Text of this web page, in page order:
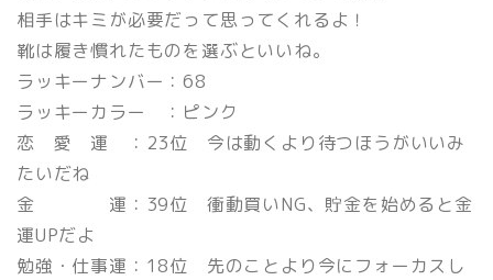
相手はキミが必要だって思ってくれるよ！
靴は履き慣れたものを選ぶといいね。
ラッキーナンバー：68
ラッキーカラー ：ピンク
恋 愛 運 ：23位 今は動くより待つほうがいいみ
たいだね
金 運：39位 衝動買いNG、貯金を始めると金
運UPだよ
勉強・仕事運：18位 先のことより今にフォーカスし